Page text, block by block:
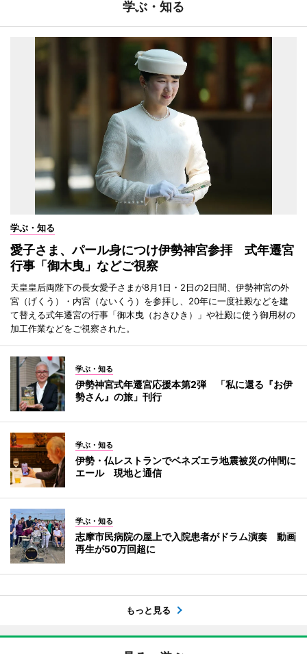
学ぶ・知る
学ぶ・知る
愛子さま、パール身につけ伊勢神宮参拝 式年遷宮
行事「御木曳」などご視察
天皇皇后両陛下の長女愛子さまが8月1日・2日の2日間、伊勢神宮の外
宮（げくう）・内宮（ないくう）を参拝し、20年に一度社殿などを建
て替える式年遷宮の行事「御木曳（おきひき）」や社殿に使う御用材の
加工作業などをご視察された。
学ぶ・知る
伊勢神宮式年遷宮応援本第2弾 「私に還る『お伊
勢さん』の旅」刊行
学ぶ・知る
伊勢・仏レストランでベネズエラ地震被災の仲間に
エール 現地と通信
学ぶ・知る
志摩市民病院の屋上で入院患者がドラム演奏 動画
再生が50万回超に
もっと見る